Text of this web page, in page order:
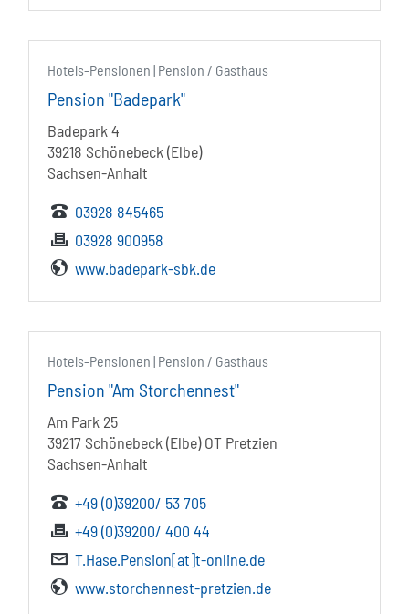
Hotels-Pensionen | Pension / Gasthaus
Pension "Badepark"
Badepark 4
39218 Schönebeck (Elbe)
Sachsen-Anhalt
03928 845465
03928 900958
www.badepark-sbk.de
Hotels-Pensionen | Pension / Gasthaus
Pension "Am Storchennest"
Am Park 25
39217 Schönebeck (Elbe) OT Pretzien
Sachsen-Anhalt
+49 (0)39200/ 53 705
+49 (0)39200/ 400 44
T.Hase.Pension[at]t-online.de
www.storchennest-pretzien.de